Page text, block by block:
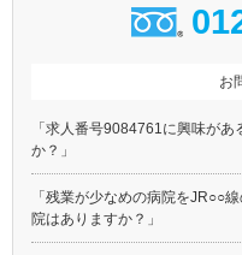
お
「求人番号9084761に興味が
か？」
「残業が少なめの病院をJR○○
院はありますか？」